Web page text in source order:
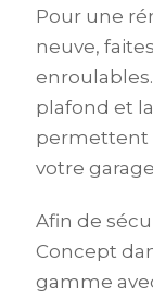
Pour une
neuve,
plafond et
permettent
votre
Afin de
Concept
gamme